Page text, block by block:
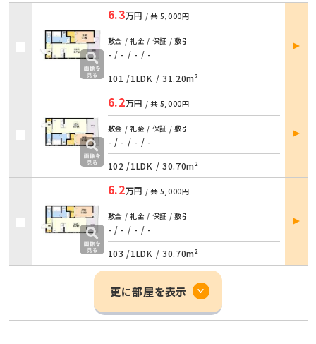
6.3万円 / 共 5,000円
敷金 / 礼金 / 保証 / 敷引
- / - / - / -
101 /1LDK / 31.20m²
部屋
詳細
6.2万円 / 共 5,000円
敷金 / 礼金 / 保証 / 敷引
- / - / - / -
102 /1LDK / 30.70m²
部屋
詳細
6.2万円 / 共 5,000円
敷金 / 礼金 / 保証 / 敷引
- / - / - / -
103 /1LDK / 30.70m²
部屋
詳細
更に部屋を表示